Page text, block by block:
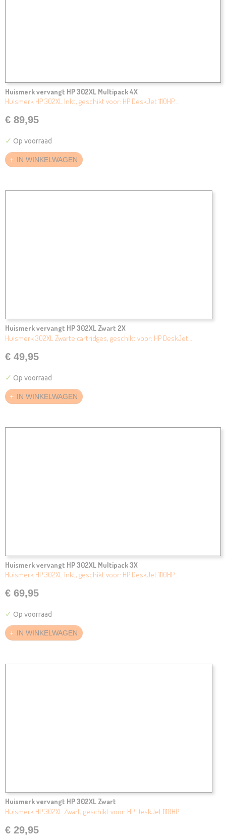
Huismerk vervangt HP 302XL Multipack 4X
Huismerk HP 302XL Inkt, geschikt voor: HP DeskJet 1110HP…
€ 89,95
✓ Op voorraad
IN WINKELWAGEN
Huismerk vervangt HP 302XL Zwart 2X
Huismerk 302XL Zwarte cartridges, geschikt voor: HP DeskJet…
€ 49,95
✓ Op voorraad
IN WINKELWAGEN
Huismerk vervangt HP 302XL Multipack 3X
Huismerk HP 302XL Inkt, geschikt voor: HP DeskJet 1110HP…
€ 69,95
✓ Op voorraad
IN WINKELWAGEN
Huismerk vervangt HP 302XL Zwart
Huismerk HP 302XL Zwart, geschikt voor: HP DeskJet 1110HP…
€ 29,95